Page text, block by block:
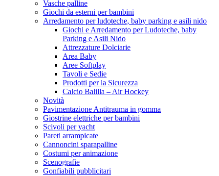
Vasche palline
Giochi da esterni per bambini
Arredamento per ludoteche, baby parking e asili nido
Giochi e Arredamento per Ludoteche, baby
Parking e Asili Nido
Attrezzature Dolciarie
Area Baby
Aree Softplay
Tavoli e Sedie
Prodotti per la Sicurezza
Calcio Balilla – Air Hockey
Novità
Pavimentazione Antitrauma in gomma
Giostrine elettriche per bambini
Scivoli per yacht
Pareti arrampicate
Cannoncini sparapalline
Costumi per animazione
Scenografie
Gonfiabili pubblicitari